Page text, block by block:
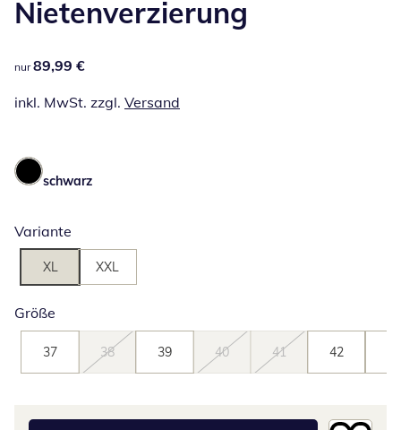
Nietenverzierung
89,99 €
nur 89,99 €
inkl. MwSt. zzgl. Versand
schwarz
Variante
XL XXL
Größe
37 38 39 40 41 42